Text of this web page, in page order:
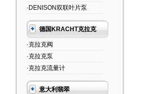
·DENISON双联叶片泵
德国KRACHT克拉克
·克拉克阀
·克拉克泵
·克拉克流量计
意大利翡翠